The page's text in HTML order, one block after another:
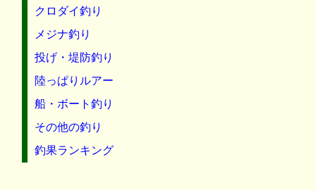
クロダイ釣り
メジナ釣り
投げ・堤防釣り
陸っぱりルアー
船・ボート釣り
その他の釣り
釣果ランキング